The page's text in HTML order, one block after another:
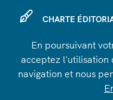
CHARTE
SE CONNECTER
En poursuivant
acceptez l'utilisation
navigation et nous